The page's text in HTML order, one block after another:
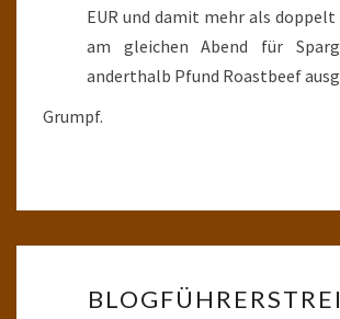
EUR und damit mehr als doppelt
am gleichen Abend für
anderthalb Pfund Roastbeef
Grumpf.
(2)